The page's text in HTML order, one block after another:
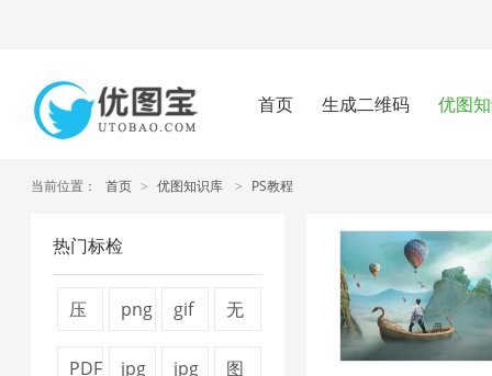
首页 生成二维码 优图
当前位置： 首页 > 优图知识库 > PS教程
热门标检
压
png
gif
无
PDF
jpg
jpg
图